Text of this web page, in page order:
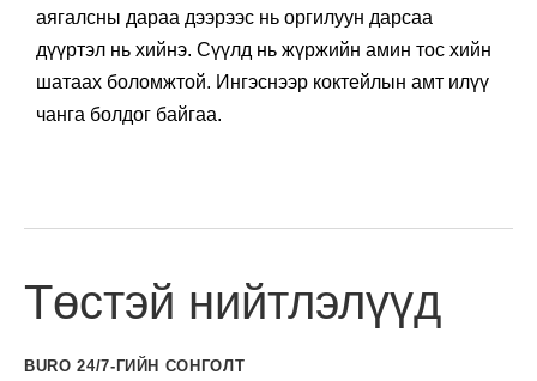
аягалсны дараа дээрээс нь оргилуун дарсаа
дүүртэл нь хийнэ. Сүүлд нь жүржийн амин тос хийн
шатаах боломжтой. Ингэснээр коктейлын амт илүү
чанга болдог байгаа.
Төстэй нийтлэлүүд
BURO 24/7-ГИЙН СОНГОЛТ